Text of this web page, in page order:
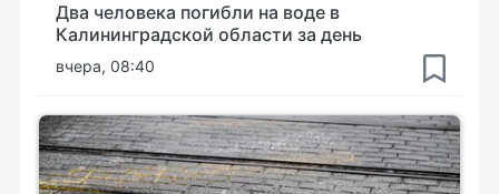
Два человека погибли на воде в
Калининградской области за день
вчера, 08:40